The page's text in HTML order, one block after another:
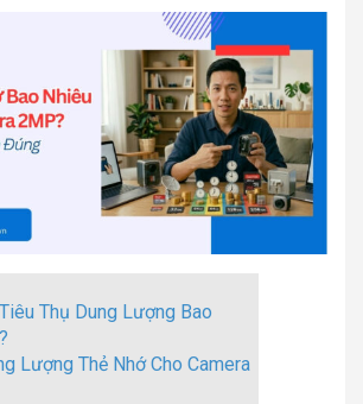
Thụ Dung Lượng Bao
Lượng Thẻ Nhớ Cho Camera